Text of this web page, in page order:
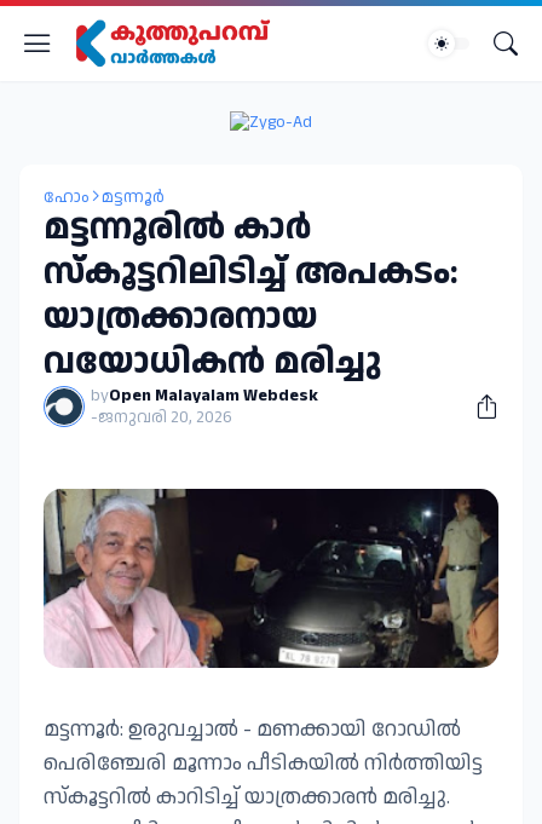
ഹോം മട്ടന്നൂർ
മട്ടന്നൂരിൽ കാർ
സ്കൂട്ടറിലിടിച്ച് അപകടം:
യാത്രക്കാരനായ
വയോധികൻ മരിച്ചു
byOpen Malayalam Webdesk
-ജനുവരി 20, 2026
മട്ടന്നൂർ: ഉരുവച്ചാൽ - മണക്കായി റോഡിൽ
പെരിഞ്ചേരി മൂന്നാം പീടികയിൽ നിർത്തിയിട്ട
സ്കൂട്ടറിൽ കാറിടിച്ച് യാത്രക്കാരൻ മരിച്ചു.